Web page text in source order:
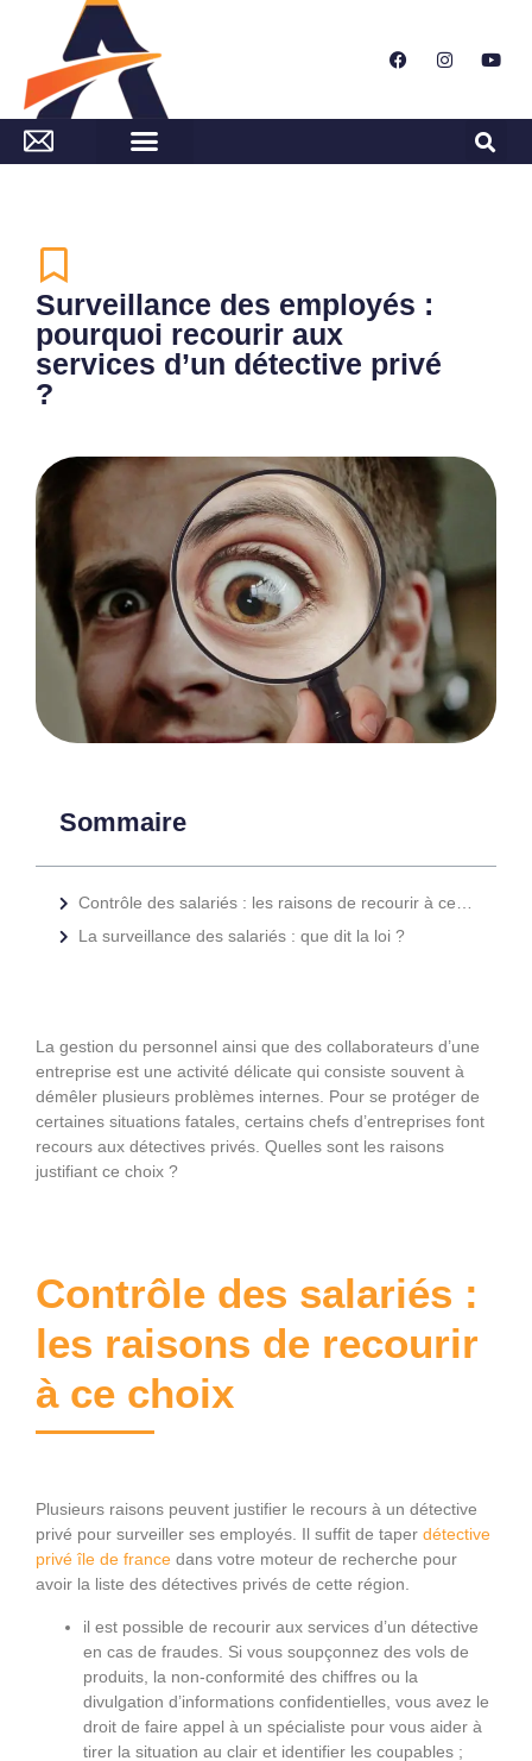
Surveillance des employés :
pourquoi recourir aux
services d’un détective privé
?
Sommaire
Contrôle des salariés : les raisons de recourir à ce choix
La surveillance des salariés : que dit la loi ?
La gestion du personnel ainsi que des collaborateurs d’une
entreprise est une activité délicate qui consiste souvent à
démêler plusieurs problèmes internes. Pour se protéger de
certaines situations fatales, certains chefs d’entreprises font
recours aux détectives privés. Quelles sont les raisons
justifiant ce choix ?
Contrôle des salariés :
les raisons de recourir
à ce choix
Plusieurs raisons peuvent justifier le recours à un détective
privé pour surveiller ses employés. Il suffit de taper détective
privé île de france dans votre moteur de recherche pour
avoir la liste des détectives privés de cette région.
il est possible de recourir aux services d’un détective
en cas de fraudes. Si vous soupçonnez des vols de
produits, la non-conformité des chiffres ou la
divulgation d’informations confidentielles, vous avez le
droit de faire appel à un spécialiste pour vous aider à
tirer la situation au clair et identifier les coupables ;